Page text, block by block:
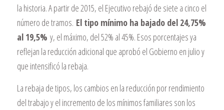
la historia. A partir de 2015, el Ejecutivo rebajó de siete a cinco el
número de tramos. El tipo mínimo ha bajado del 24,75%
al 19,5% y, el máximo, del 52% al 45%. Esos porcentajes ya
reflejan la reducción adicional que aprobó el Gobierno en julio y
que intensificó la rebaja.
La rebaja de tipos, los cambios en la reducción por rendimiento
del trabajo y el incremento de los mínimos familiares son los